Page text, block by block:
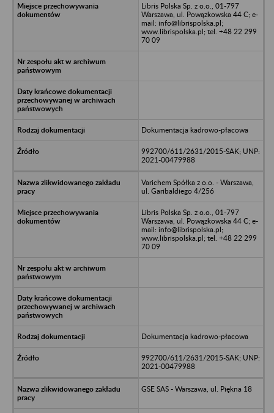
Libris Polska Sp. z o.o., 01-797
Warszawa, ul. Powązkowska 44 C; e-
mail: info@librispolska.pl;
www.librispolska.pl; tel. +48 22 299
70 09
Dokumentacja kadrowo-płacowa
992700/611/2631/2015-SAK; UNP:
2021-00479988
Varichem Spółka z o.o. - Warszawa,
ul. Garibaldiego 4/256
Libris Polska Sp. z o.o., 01-797
Warszawa, ul. Powązkowska 44 C; e-
mail: info@librispolska.pl;
www.librispolska.pl; tel. +48 22 299
70 09
Dokumentacja kadrowo-płacowa
992700/611/2631/2015-SAK; UNP:
2021-00479988
GSE SAS - Warszawa, ul. Piękna 18